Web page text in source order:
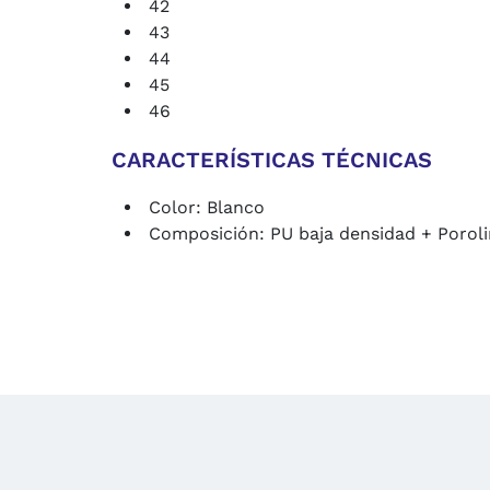
42
43
44
45
46
CARACTERÍSTICAS TÉCNICAS
Color: Blanco
Composición: PU baja densidad +